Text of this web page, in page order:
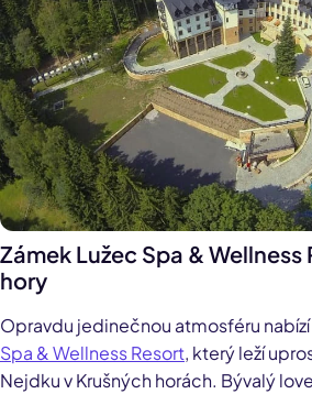
Zámek Lužec Spa & Wellness
hory
Opravdu jedinečnou atmosféru
Spa & Wellness Resort, který leží
Nejdku v Krušných horách. Bývalý